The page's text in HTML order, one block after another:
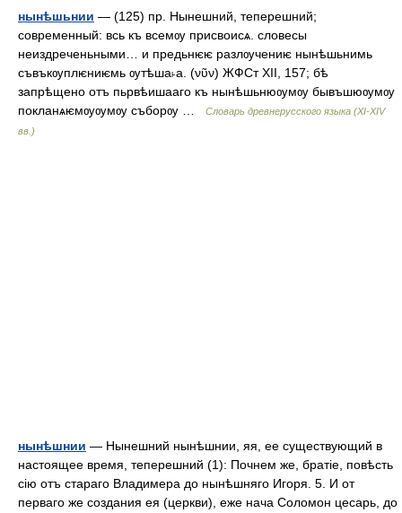
нынѣшьнии — (125) пр. Нынешний, теперешний;
современный: всь къ всемѹ присвоисѧ. словесы
неиздреченьными… и предьнѥѥ разлѹчениѥ нынѣшьнимь
съвъкѹплѥниѥмь ѹтѣша˫а. (νῦν) ЖФСт XII, 157; бѣ
запрѣщено отъ пьрвѣишааго къ нынѣшьнюѹмѹ бывъшюѹмѹ
покланѧѥмѹѹмѹ съборѹ …
Словарь древнерусского языка (XI-XIV
вв.)
нынѣшнии — Нынешний нынѣшнии, яя, ее существующий в
настоящее время, теперешний (1): Почнем же, братіе, повѣсть
сію отъ стараго Владимера до нынѣшняго Игоря. 5. И от
перваго же создания ея (церкви), еже нача Соломон цесарь, до